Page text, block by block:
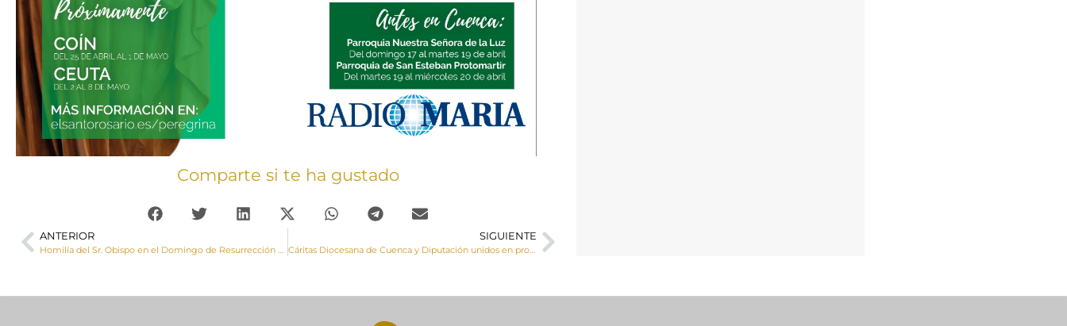
Comparte si te ha gustado
ANTERIOR SIGUIENTE